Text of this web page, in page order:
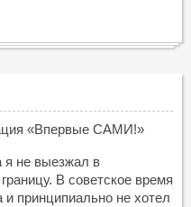
«Впервые САМИ!»
я не выезжал в
В советское время
принципиально не хотел